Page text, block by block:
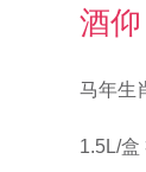
酒
马年生
1.5L/盒